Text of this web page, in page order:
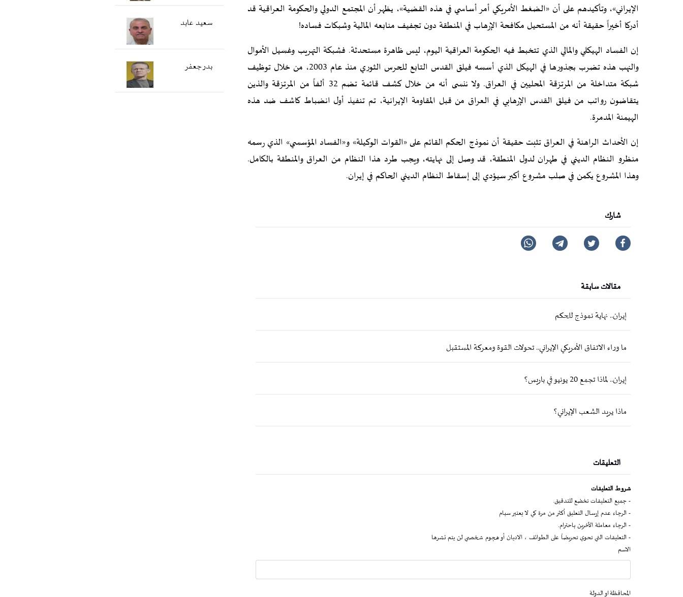
الإيراني»، وتأكيدهم على أن «الضغط الأمريكي أمر أساسي في هذه القضية»، يظهر أن المجتمع الدولي والحكومة العراقية قد
أدركا أخيراً حقيقة أنه من المستحيل مكافحة الإرهاب في المنطقة دون تجفيف منابعه المالية وشبكات فساده!
إن الفساد الهيكلي والمالي الذي تتخبط فيه الحكومة العراقية اليوم، ليس ظاهرة مستحدثة. فشبكة التهريب وغسيل الأموال
والنهب هذه تضرب بجذورها في الهيكل الذي أسسه فيلق القدس التابع للحرس الثوري منذ عام 2003، من خلال توظيف
شبكة متداخلة من المرتزقة المحليين في العراق. ولا ننسى أنه من خلال كشف قائمة تضم 32 ألفاً من المرتزقة والذين
يتقاضون رواتب من فيلق القدس الإرهابي في العراق من قبل المقاومة الإيرانية، تم تنفيذ أول انضباط كاشف ضد هذه
الهيمنة المدمرة.
إن الأحداث الراهنة في العراق تثبت حقيقة أن نموذج الحكم القائم على «القوات الوكيلة» و«الفساد المؤسسي» الذي رسمه
منظرو النظام الديني في طهران لدول المنطقة، قد وصل إلى نهايته، ويجب طرد هذا النظام من العراق والمنطقة بالكامل.
وهذا المشروع يكمن في صلب مشروع أكبر سيؤدي إلى إسقاط النظام الديني الحاكم في إيران.
شارك
مقالات سابقة
إيران.. نهاية نموذج للحكم
ما وراء الاتفاق الأمريكي الإيراني.. تحولات القوة ومعركة المستقبل
إيران.. لماذا تجمع 20 يونيو في باريس؟
ماذا يريد الشعب الإيراني؟
التعليقات
شروط التعليقات
- جميع التعليقات تخضع للتدقيق.
- الرجاء عدم إرسال التعليق أكثر من مرة كي لا يعتبر سبام
- الرجاء معاملة الآخرين باحترام.
- التعليقات التي تحوي تحريضاً على الطوائف ، الاديان أو هجوم شخصي لن يتم نشرها
الاسم
المحافظة او الدولة
سعید عابد
بدر جعفر